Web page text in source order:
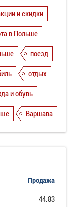
и скидки
в Польше
поезд
отдых
и обувь
Варшава
Продажа
44.83